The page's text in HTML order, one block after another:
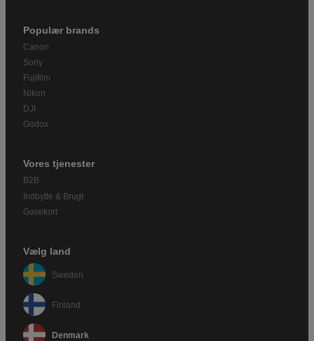
Populær brands
Canon
Sony
Fujifilm
Nikon
DJI
Godox
Vores tjenester
B2B
Indbytte & Brugt
Gavekort
Vælg land
Sweden
Finland
Denmark